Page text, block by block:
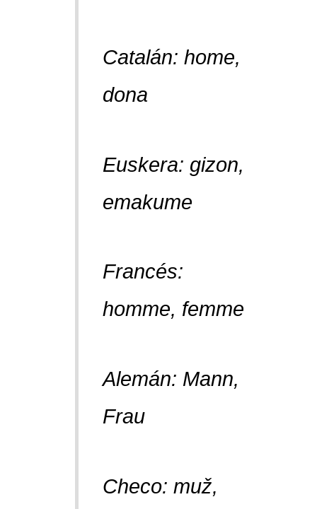
Catalán:home,
dona
Euskera: gizon,
emakume
Francés:
homme, femme
Alemán: Mann,
Frau
Checo:muž,